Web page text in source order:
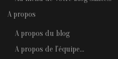
A propos
A propos du blog
A propos de l’équipe…